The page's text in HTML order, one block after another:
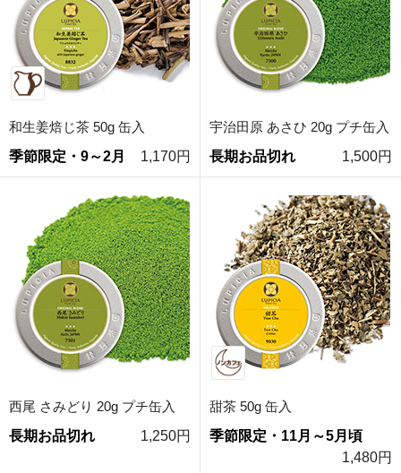
和生姜焙じ茶 50g 缶入
季節限定・9～2月
1,170円
宇治田原 あさひ 20g プチ缶入
長期お品切れ
1,500円
西尾 さみどり 20g プチ缶入
長期お品切れ
1,250円
甜茶 50g 缶入
季節限定・11月～5月頃
1,480円